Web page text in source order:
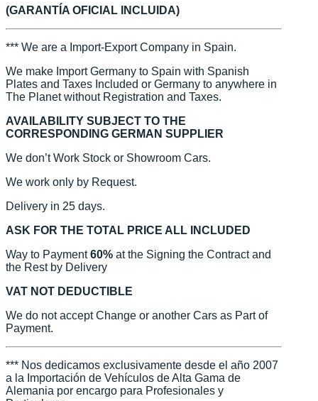
(GARANTÍA OFICIAL INCLUIDA)
*** We are a Import-Export Company in Spain.
We make Import Germany to Spain with Spanish
Plates and Taxes Included or Germany to anywhere in
The Planet without Registration and Taxes.
AVAILABILITY SUBJECT TO THE
CORRESPONDING GERMAN SUPPLIER
We don’t Work Stock or Showroom Cars.
We work only by Request.
Delivery in 25 days.
ASK FOR THE TOTAL PRICE ALL INCLUDED
Way to Payment60% at the Signing the Contract and
the Rest by Delivery
VAT NOT DEDUCTIBLE
We do not accept Change or another Cars as Part of
Payment.
*** Nos dedicamos exclusivamente desde el año 2007
a la Importación de Vehículos de Alta Gama de
Alemania por encargo para Profesionales y